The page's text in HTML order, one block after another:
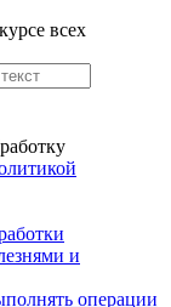
всех
и
операции